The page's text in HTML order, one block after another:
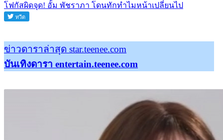
โฟกัสผิดจุด! อั้ม พัชราภา โดนทักทำไมหน้าเปลี่ยนไป
ข่าวดาราล่าสุด star.teenee.com
บันเทิงดารา entertain.teenee.com